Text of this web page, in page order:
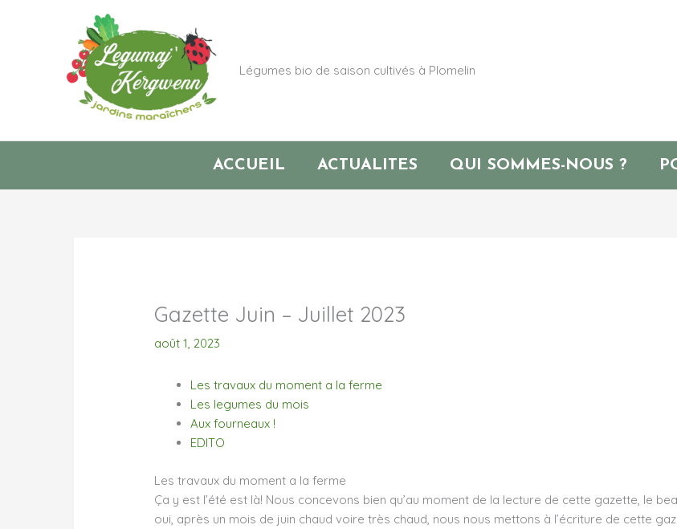
Légumes bio de saison cultivés à Plomelin
ACCUEIL ACTUALITES QUI SOMMES-NOUS ?
Gazette Juin – Juillet 2023
août 1, 2023
Les travaux du moment a la ferme
Les legumes du mois
Aux fourneaux !
EDITO
Les travaux du moment a la ferme
Ça y est l’été est là! Nous concevons bien qu’au moment de la lecture de cette gazette, le
oui, après un mois de juin chaud voire très chaud, nous nous mettons à l’écriture de cette